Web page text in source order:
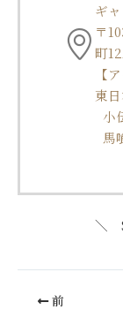
ギ
〒
町
【
東
小
馬
＼
前